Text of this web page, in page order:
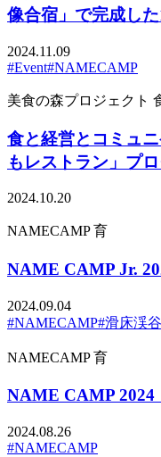
像合宿」で完成し
2024.11.09
#Event#NAMECAMP
美食の森プロジェクト
食と経営とコミュ
もレストラン」プ
2024.10.20
NAMECAMP 育
NAME CAMP Jr.
2024.09.04
#NAMECAMP#滑床渓谷
NAMECAMP 育
NAME CAMP 2024
2024.08.26
#NAMECAMP